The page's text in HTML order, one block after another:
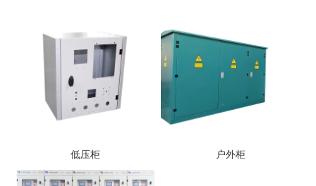
低压柜 户外柜